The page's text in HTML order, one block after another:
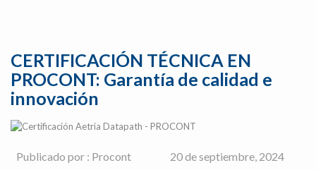
CERTIFICACIÓN TÉCNICA EN
PROCONT: Garantía de calidad e
innovación
Publicado por : Procont
20 de septiembre, 2024